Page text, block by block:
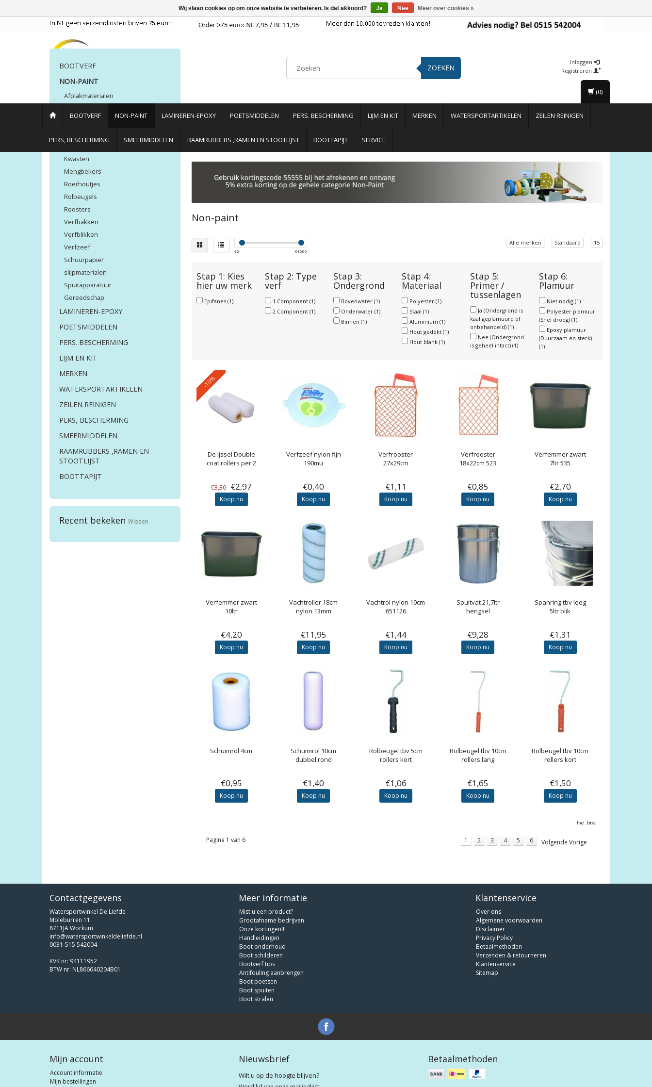
ZOEKEN
Inloggen
Registreren
BOOTVERF NON-PAINT LAMINEREN-EPOXY POETSMIDDELEN PERS. BESCHERMING LIJM EN KIT MERKEN WATERSPORTARTIKELEN ZEILEN REINIGEN
PERS, BESCHERMING SMEERMIDDELEN RAAMRUBBERS ,RAMEN EN STOOTLIJST BOOTTAPIJT SERVICE
(0)
BOOTVERF
NON-PAINT
Afplakmaterialen
Afbijt
Kleefdoeken
Kwasten
Mengbekers
Roerhoutjes
Rolbeugels
Roosters
Verfbakken
Verfblikken
Verfzeef
Schuurpapier
slijpmaterialen
Spuitapparatuur
Gereedschap
LAMINEREN-EPOXY
POETSMIDDELEN
PERS. BESCHERMING
LIJM EN KIT
MERKEN
WATERSPORTARTIKELEN
ZEILEN REINIGEN
PERS, BESCHERMING
SMEERMIDDELEN
RAAMRUBBERS ,RAMEN EN
STOOTLIJST
BOOTTAPIJT
Recent bekeken Wissen
Non-paint
€0 €1500
Alle merken Standaard 15
Stap 1: Kies
hier uw merk
Epifanes (1)
Stap 2: Type
verf
1 Component (1)
2 Component (1)
Stap 3:
Ondergrond
Bovenwater (1)
Onderwater (1)
Binnen (1)
Stap 4:
Materiaal
Polyester(1)
Staal(1)
Aluminium(1)
Hout gedekt(1)
Hout blank(1)
Stap 5:
Primer /
tussenlagen
Ja (Ondergrond is
kaal geplamuurd of
onbehandeld)(1)
Nee (Ondergrond
is geheel intact)(1)
Stap 6:
Plamuur
Niet nodig (1)
Polyester plamuur
(Snel droog) (1)
Epoxy plamuur
(Duurzaam en sterk)
(1)
-10%
De ijssel Double
coat rollers per 2
€3,30 €2,97
Koop nu
Verfzeef nylon fijn
190mu
€0,40
Koop nu
Verfrooster
27x29cm
€1,11
Koop nu
Verfrooster
18x22cm 523
€0,85
Koop nu
Verfemmer zwart
7ltr 535
€2,70
Koop nu
Verfemmer zwart
10ltr
€4,20
Koop nu
Vachtroller 18cm
nylon 13mm
€11,95
Koop nu
Vachtrol nylon 10cm
651126
€1,44
Koop nu
Spuitvat 21,7ltr
hengsel
€9,28
Koop nu
Spanring tbv leeg
5ltr blik
€1,31
Koop nu
Schuimrol 4cm
€0,95
Koop nu
Schuimrol 10cm
dubbel rond
€1,40
Koop nu
Rolbeugel tbv 5cm
rollers kort
€1,06
Koop nu
Rolbeugel tbv 10cm
rollers lang
€1,65
Koop nu
Rolbeugel tbv 10cm
rollers kort
€1,50
Koop nu
Incl. btw
Pagina 1 van 6 1 2 3 4 5 6 Volgende Vorige
Contactgegevens
Watersportwinkel De Liefde
Moleburren 11
8711JA Workum
info@watersportwinkeldeliefde.nl
0031-515 542004
KVK nr: 94111952
BTW nr: NL866640204B01
Meer informatie
Mist u een product?
Grootafname bedrijven
Onze kortingen!!!
Handleidingen
Boot onderhoud
Boot schilderen
Bootverf tips
Antifouling aanbrengen
Boot poetsen
Boot spuiten
Boot stralen
Klantenservice
Over ons
Algemene voorwaarden
Disclaimer
Privacy Policy
Betaalmethoden
Verzenden & retourneren
Klantenservice
Sitemap
Mijn account
Account informatie
Mijn bestellingen
Nieuwsbrief
Wilt u op de hoogte blijven?
Betaalmethoden
Wij slaan cookies op om onze website te verbeteren. Is dat akkoord? Ja Nee Meer over cookies »